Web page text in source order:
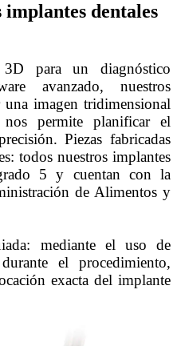
dentales
para un diagnóstico
avanzado, nuestros
una imagen tridimensional
permite planificar el
Piezas fabricadas
todos nuestros implantes
5 y cuentan con la
de Alimentos y
mediante el uso de
el procedimiento,
exacta del implante